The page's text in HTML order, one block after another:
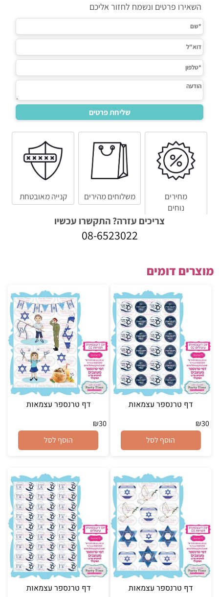
השאירו פרטים ונשמח לחזור אליכם
מחירים
נוחים
משלוחים מהירים קנייה מאובטחת
צריכים עזרה? התקשרו עכשיו
08-6523022
מוצרים דומים
דף טרנספר עצמאות
₪30
הוסף לסל
דף טרנספר עצמאות
₪30
הוסף לסל
דף טרנספר עצמאות דף טרנספר עצמאות